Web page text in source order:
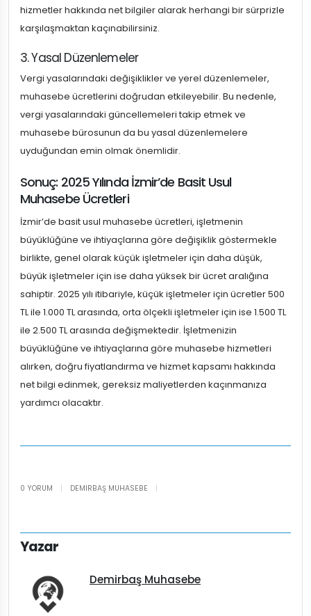
hizmetler hakkında net bilgiler alarak herhangi bir sürprizle
karşılaşmaktan kaçınabilirsiniz.
3. Yasal Düzenlemeler
Vergi yasalarındaki değişiklikler ve yerel düzenlemeler,
muhasebe ücretlerini doğrudan etkileyebilir. Bu nedenle,
vergi yasalarındaki güncellemeleri takip etmek ve
muhasebe bürosunun da bu yasal düzenlemelere
uyduğundan emin olmak önemlidir.
Sonuç: 2025 Yılında İzmir’de Basit Usul
Muhasebe Ücretleri
İzmir’de basit usul muhasebe ücretleri, işletmenin
büyüklüğüne ve ihtiyaçlarına göre değişiklik göstermekle
birlikte, genel olarak küçük işletmeler için daha düşük,
büyük işletmeler için ise daha yüksek bir ücret aralığına
sahiptir. 2025 yılı itibariyle, küçük işletmeler için ücretler 500
TL ile 1.000 TL arasında, orta ölçekli işletmeler için ise 1.500 TL
ile 2.500 TL arasında değişmektedir. İşletmenizin
büyüklüğüne ve ihtiyaçlarına göre muhasebe hizmetleri
alırken, doğru fiyatlandırma ve hizmet kapsamı hakkında
net bilgi edinmek, gereksiz maliyetlerden kaçınmanıza
yardımcı olacaktır.
0 YORUM DEMIRBAŞ MUHASEBE
Yazar
Demirbaş Muhasebe